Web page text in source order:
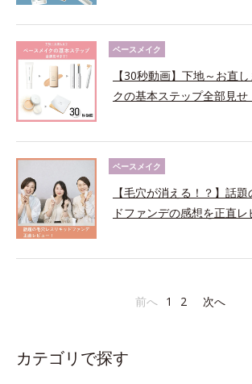
ベースメイク
【30秒動画】下地～お直
クの基本ステップ全部見せ
ベースメイク
【毛穴が消える！？】話
ドファンデの感想を正直レ
前へ 1 2 次へ
カテゴリで探す